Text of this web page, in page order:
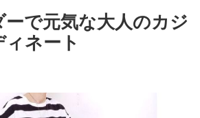
で元気な大人のカジ
ネート